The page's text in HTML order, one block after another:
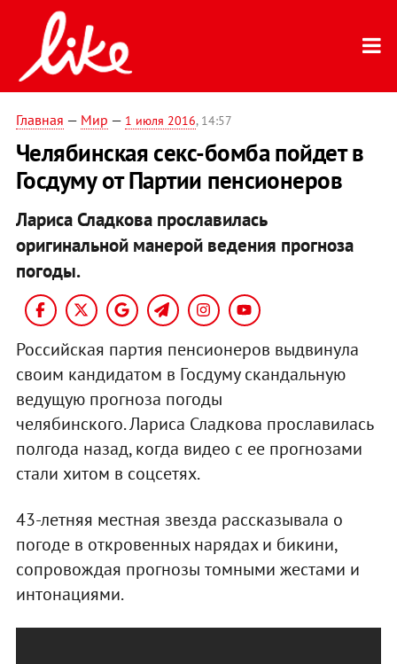
Главная — Мир — 1 июля 2016, 14:57
Челябинская секс-бомба пойдет в
Госдуму от Партии пенсионеров
Лариса Сладкова прославилась
оригинальной манерой ведения прогноза
погоды.
Российская партия пенсионеров выдвинула
своим кандидатом в Госдуму скандальную
ведущую прогноза погоды
челябинского. Лариса Сладкова прославилась
полгода назад, когда видео с ее прогнозами
стали хитом в соцсетях.
43-летняя местная звезда рассказывала о
погоде в откровенных нарядах и бикини,
сопровождая прогнозы томными жестами и
интонациями.